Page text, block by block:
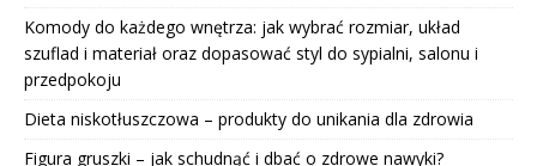
Komody do każdego wnętrza: jak wybrać rozmiar, układ
szuflad i materiał oraz dopasować styl do sypialni, salonu i
przedpokoju
Dieta niskotłuszczowa – produkty do unikania dla zdrowia
Figura gruszki – jak schudnąć i dbać o zdrowe nawyki?